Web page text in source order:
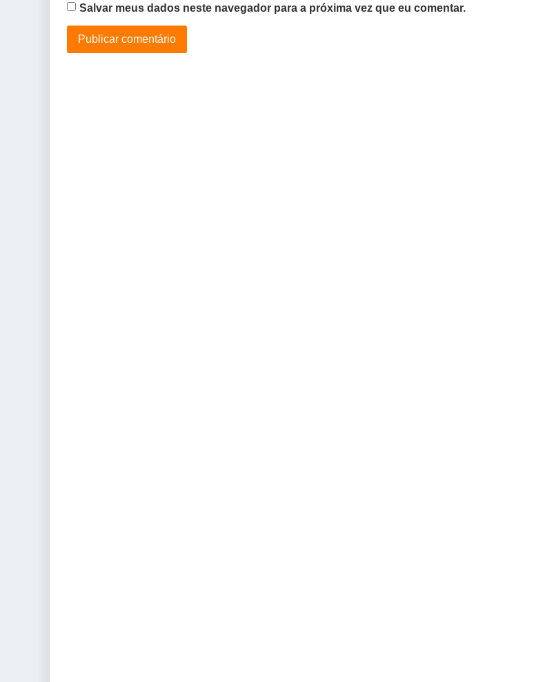
Salvar meus dados neste navegador para a próxima vez que eu comentar.